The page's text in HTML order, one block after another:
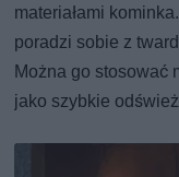
materiałami
poradzi sobie z
Można go stosować
jako szybkie